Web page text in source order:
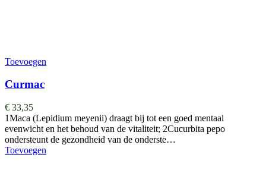
Toevoegen
Curmac
€ 33,35
1Maca (Lepidium meyenii) draagt bij tot een goed mentaal
evenwicht en het behoud van de vitaliteit; 2Cucurbita pepo
ondersteunt de gezondheid van de onderste…
Toevoegen